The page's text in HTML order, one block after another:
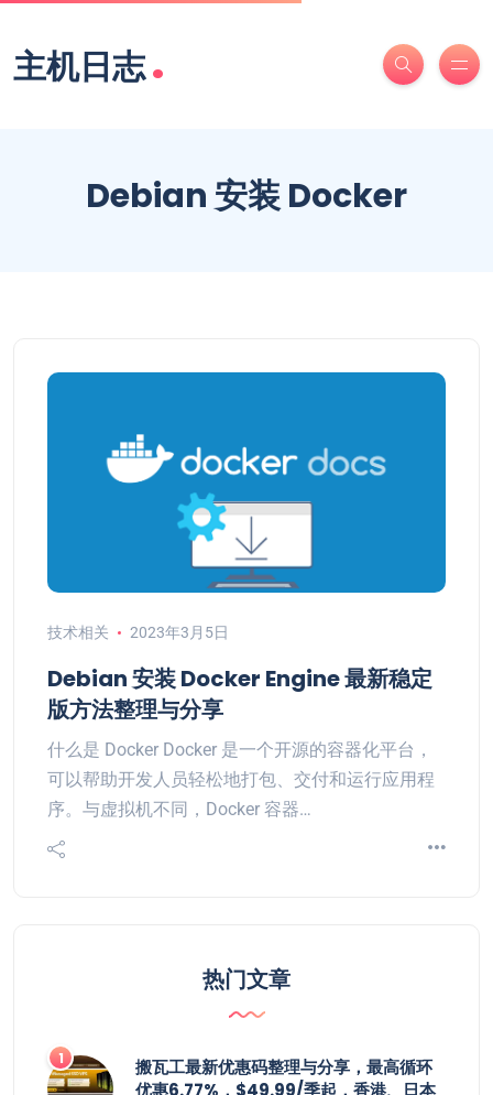
主机日志.
Debian 安装 Docker
技术相关 2023年3月5日
Debian 安装 Docker Engine 最新稳定
版方法整理与分享
什么是 Docker Docker 是一个开源的容器化平台，
可以帮助开发人员轻松地打包、交付和运行应用程
序。与虚拟机不同，Docker 容器…
热门文章
搬瓦工最新优惠码整理与分享，最高循环
优惠6.77%，$49.99/季起，香港、日本